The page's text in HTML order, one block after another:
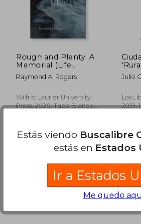
Rough and Plenty: A
Memorial (Life
Writing) (en Inglés)
Raymond A. Rogers
Wilfrid Laurier University
Press, 2020, Tapa Blanda,
Julio
Los
2019,
Estás viendo Buscalibre
estás en Estados
Ir a Estados
Me quedo